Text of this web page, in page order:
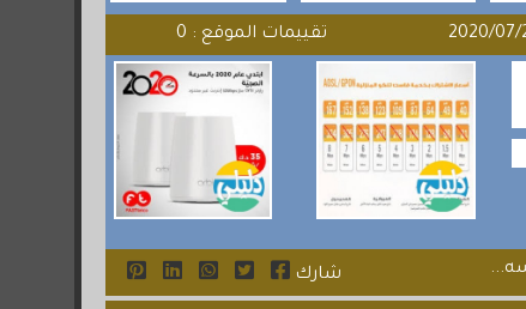
تقييمات الموقع : 0
شارك